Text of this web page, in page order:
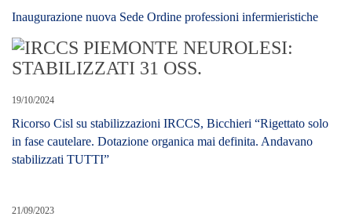
Inaugurazione nuova Sede Ordine professioni infermieristiche
19/10/2024
Ricorso Cisl su stabilizzazioni IRCCS, Bicchieri “Rigettato solo
in fase cautelare. Dotazione organica mai definita. Andavano
stabilizzati TUTTI”
21/09/2023